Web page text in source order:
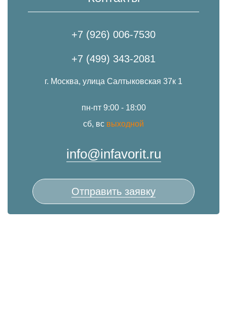
+7 (926) 006-7530
+7 (499) 343-2081
г. Москва, улица Салтыковская 37к 1
пн-пт 9:00 - 18:00
сб, вс выходной
info@infavorit.ru
Отправить заявку